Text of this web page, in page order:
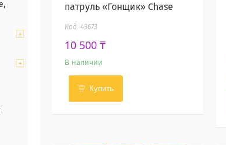
патруль «Гонщик» Chase
43673
10 500 ₸
В наличии
Купить